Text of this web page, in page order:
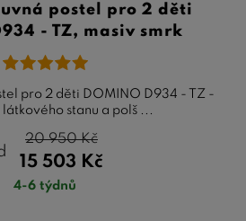
postel pro 2 děti
- TZ, masiv smrk
pro 2 děti DOMINO D934 - TZ -
stanu a polš ...
15 503 Kč
20 950Kč
4-6 týdnů